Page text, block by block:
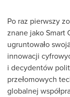
Po raz pierwszy
znane jako Smart
ugruntowało
innowacji
i decydentów
przełomowych
globalnej